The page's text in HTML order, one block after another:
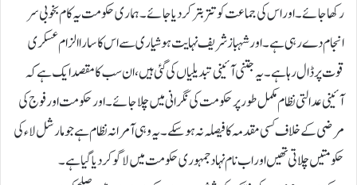
رکھا جائے۔ اور اس کی جماعت کو تتر بتر کر دیا جائے۔ہماری حکومت یہ کام بخوبی سر
انجام دے رہی ہے۔ اور شہباز شریف نہایت ہوشیاری سے اس کا سارا الزام عسکری
قوت پر ڈال رہا ہے۔یہ جتنی آئینی تبدیلیاں کی گئی ہیں، ان سب کا مقصد ایک ہے کہ
آئینی عدالتی نظام مکمل طور پر حکومت کی نگرانی میں چلا جائے۔ اور حکومت اور فوج کی
مرضی کے خلاف کسی مقدمہ کا فیصلہ نہ ہو سکے۔یہ وہی آمرانہ نظام ہے جو مارشل لاء کی
حکومتیں چلاتی تھیں اور ا ب نام نہاد جمہوری حکومت میں لاگو کر دیا گیا ہے۔